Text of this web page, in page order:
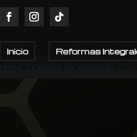
Inicio Reformas
Home Cambio de Ventanas